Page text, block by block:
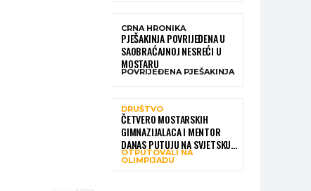
CRNA HRONIKA
PJEŠAKINJA POVRIJEĐENA U
SAOBRAĆAJNOJ NESREĆI U
MOSTARU
POVRIJEĐENA PJEŠAKINJA
DRUŠTVO
ČETVERO MOSTARSKIH
GIMNAZIJALACA I MENTOR
DANAS PUTUJU NA SVJETSKU
OLIMPIJADU IZ AI:
OTPUTOVALI NA
OLIMPIJADU